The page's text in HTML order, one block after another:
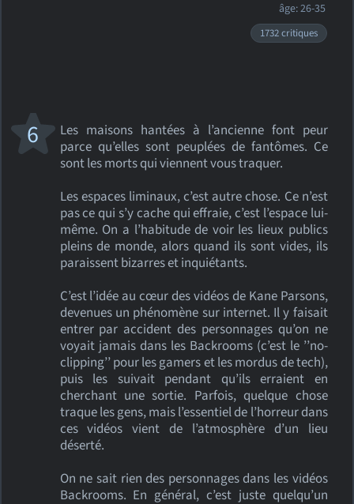
âge: 26-35
1732 critiques
Les maisons hantées à l’ancienne font peur
parce qu’elles sont peuplées de fantômes. Ce
sont les morts qui viennent vous traquer.
Les espaces liminaux, c’est autre chose. Ce n’est
pas ce qui s’y cache qui effraie, c’est l’espace lui-
même. On a l’habitude de voir les lieux publics
pleins de monde, alors quand ils sont vides, ils
paraissent bizarres et inquiétants.
C’est l’idée au cœur des vidéos de Kane Parsons,
devenues un phénomène sur internet. Il y faisait
entrer par accident des personnages qu’on ne
voyait jamais dans les Backrooms (c’est le ’’no-
clipping’’ pour les gamers et les mordus de tech),
puis les suivait pendant qu’ils erraient en
cherchant une sortie. Parfois, quelque chose
traque les gens, mais l’essentiel de l’horreur dans
ces vidéos vient de l’atmosphère d’un lieu
déserté.
On ne sait rien des personnages dans les vidéos
Backrooms. En général, c’est juste quelqu’un
6